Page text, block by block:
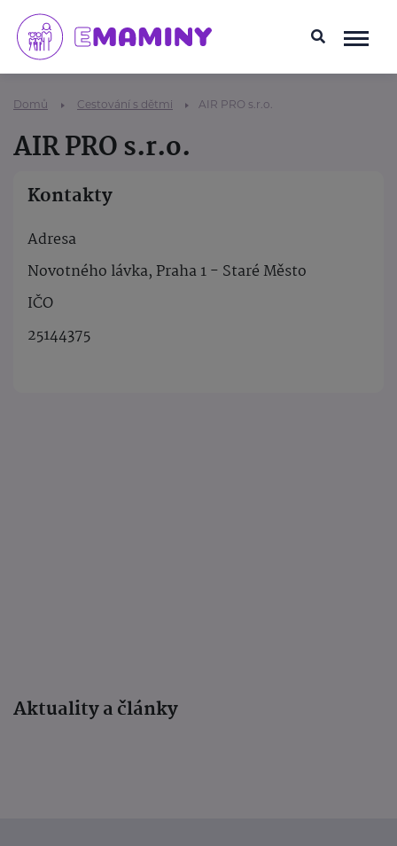
Domů Cestování s dětmi AIR PRO s.r.o.
AIR PRO s.r.o.
Kontakty
Adresa
Novotného lávka, Praha 1 - Staré Město
IČO
25144375
Aktuality a články